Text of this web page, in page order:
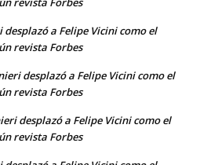
desplazó a Felipe Vicini como el
revista Forbes
desplazó a Felipe Vicini como el
revista Forbes
desplazó a Felipe Vicini como el
revista Forbes